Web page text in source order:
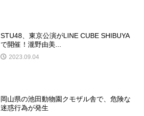
STU48、東京公演がLINE CUBE SHIBUYA
で開催！瀧野由美...
2023.09.04
岡山県の池田動物園クモザル舎で、危険な
迷惑行為が発生